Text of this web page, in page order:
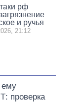
рф
и ручья
21:12
ему
проверка